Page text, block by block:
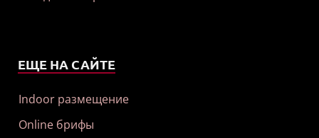
ЕЩЕ НА САЙТЕ
Indoor размещение
Online брифы